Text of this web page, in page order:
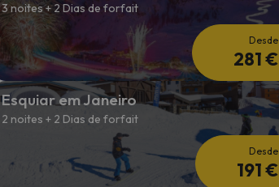
3 noites + 2 Dias de forfait
Desde
281 €
Esquiar em Janeiro
2 noites + 2 Dias de forfait
Desde
191 €